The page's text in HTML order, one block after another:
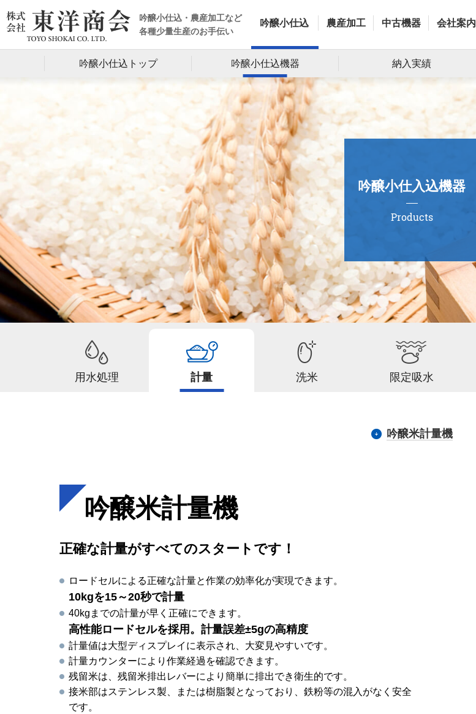
吟醸小仕込・農産加工など
各種少量生産のお手伝い
吟醸小仕込 農産加工 中古機器 会社案内
吟醸小仕込トップ 吟醸小仕込機器 納入実績
吟醸小仕入込機器
Products
用水処理 計量 洗米 限定吸水
吟醸米計量機
吟醸米計量機
正確な計量がすべてのスタートです！
ロードセルによる正確な計量と作業の効率化が実現できます。
10kgを15～20秒で計量
40kgまでの計量が早く正確にできます。
高性能ロードセルを採用。計量誤差±5gの高精度
計量値は大型ディスプレイに表示され、大変見やすいです。
計量カウンターにより作業経過を確認できます。
残留米は、残留米排出レバーにより簡単に排出でき衛生的です。
接米部はステンレス製、または樹脂製となっており、鉄粉等の混入がなく安全
です。